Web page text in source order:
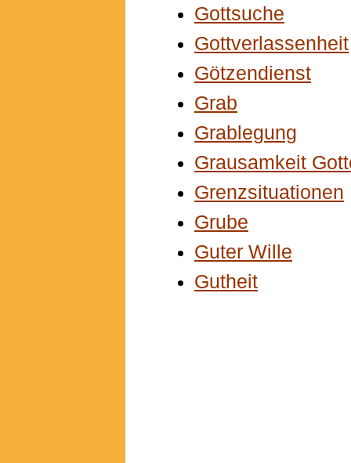
Gottsuche
Gottverlassenheit
Götzendienst
Grab
Grablegung
Grausamkeit
Grenzsituationen
Grube
Guter Wille
Gutheit